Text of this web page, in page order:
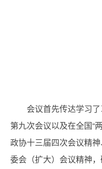
会议首先传达学习
第九次会议以及在全国“
政协十三届四次会议精
委会（扩大）会议精神